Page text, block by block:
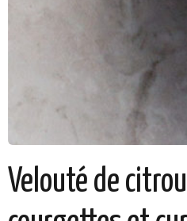
Velouté de